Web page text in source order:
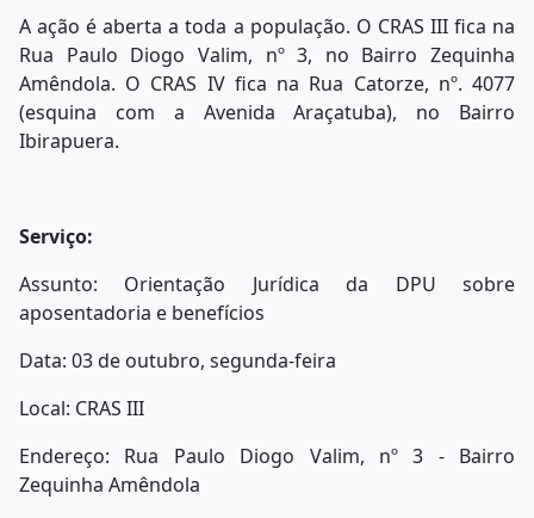
A ação é aberta a toda a população. O CRAS III fica na
Rua Paulo Diogo Valim, nº 3, no Bairro Zequinha
Amêndola. O CRAS IV fica na Rua Catorze, nº. 4077
(esquina com a Avenida Araçatuba), no Bairro
Ibirapuera.
Serviço:
Assunto: Orientação Jurídica da DPU sobre
aposentadoria e benefícios
Data: 03 de outubro, segunda-feira
Local: CRAS III
Endereço: Rua Paulo Diogo Valim, nº 3 - Bairro
Zequinha Amêndola